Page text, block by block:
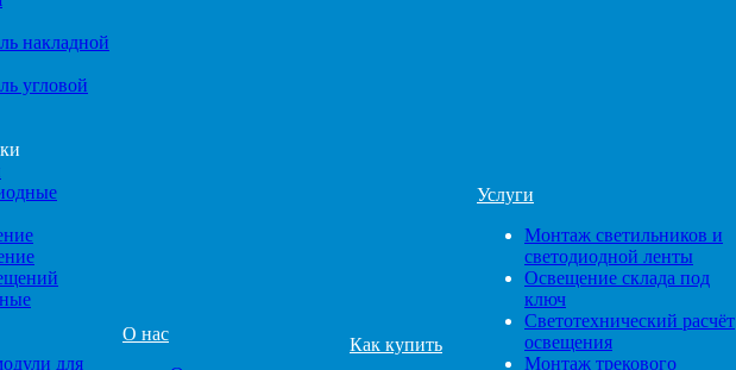
накладной
угловой
для
О нас
Как купить
Услуги
Монтаж светильников и
светодиодной ленты
Освещение склада под
ключ
Светотехнический расчёт
освещения
Монтаж трекового